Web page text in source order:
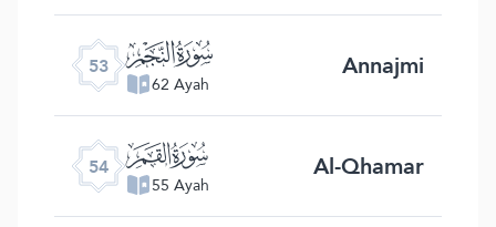
53 ﯢ
62 Ayah Annajmi
54 ﯣ
55 Ayah Al-Qhamar